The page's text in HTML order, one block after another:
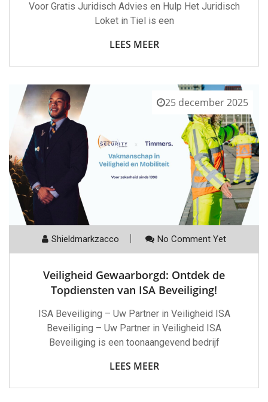
Voor Gratis Juridisch Advies en Hulp Het Juridisch
Loket in Tiel is een
LEES MEER
25 december 2025
Shieldmarkzacco No Comment Yet
Veiligheid Gewaarborgd: Ontdek de
Topdiensten van ISA Beveiliging!
ISA Beveiliging – Uw Partner in Veiligheid ISA
Beveiliging – Uw Partner in Veiligheid ISA
Beveiliging is een toonaangevend bedrijf
LEES MEER